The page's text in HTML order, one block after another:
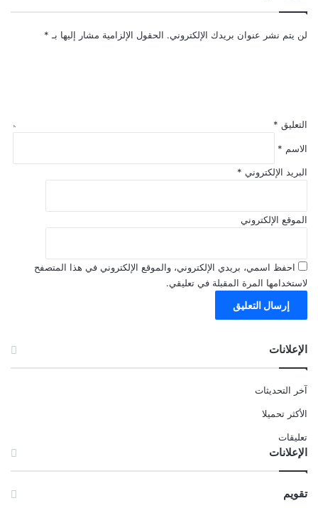
لن يتم نشر عنوان بريدك الإلكتروني. الحقول الإلزامية مشار إليها بـ *
التعليق *
الاسم *
البريد الإلكتروني *
الموقع الإلكتروني
احفظ اسمي، بريدي الإلكتروني، والموقع الإلكتروني في هذا المتصفح
لاستخدامها المرة المقبلة في تعليقي.
الإعلانات
آخر التحديثات
الأكثر تحميلا
تعليقات
الإعلانات
تقويم